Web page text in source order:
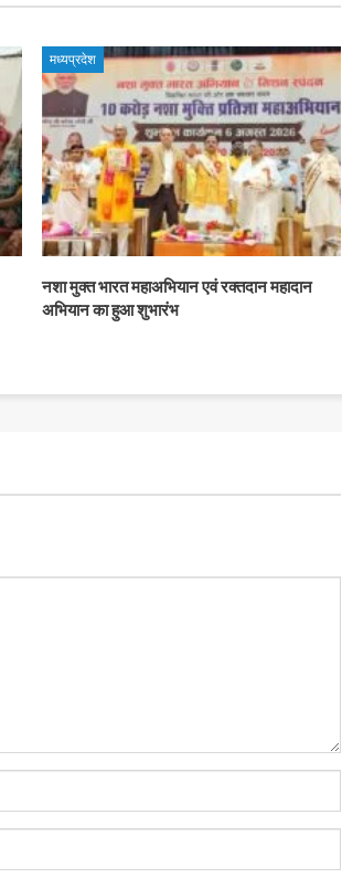
मध्यप्रदेश
नशा मुक्त भारत महाअभियान एवं रक्तदान महादान
अभियान का हुआ शुभारंभ